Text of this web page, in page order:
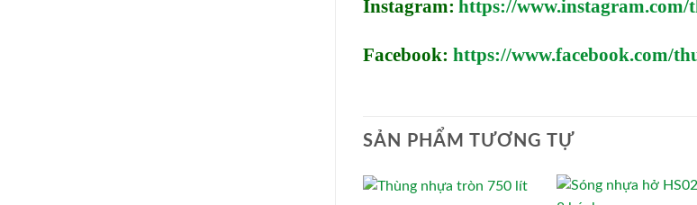
Instagram: https://
Facebook: https://www.facebook.com/
SẢN PHẨM TƯƠNG TỰ